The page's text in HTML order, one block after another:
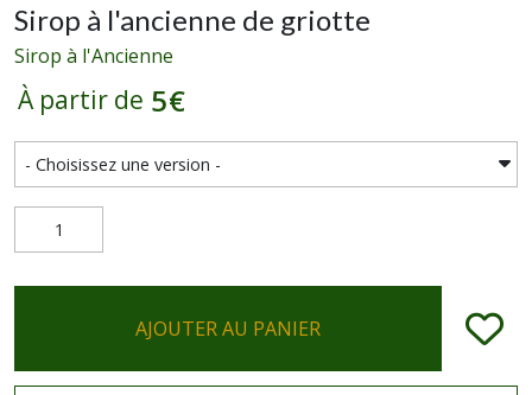
Sirop à l'ancienne de griotte
Sirop à l'Ancienne
À partir de 5€
AJOUTER AU PANIER